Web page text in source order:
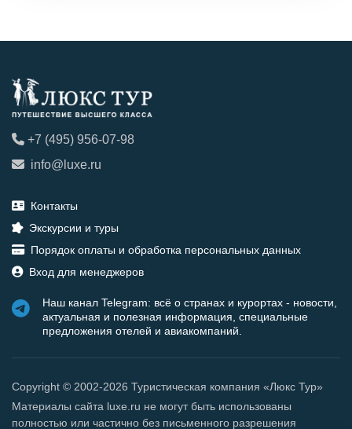
+7 (495) 956-07-98
info@luxe.ru
Контакты
Экскурсии и туры
Порядок оплаты и обработка персональных данных
Вход для менеджеров
Наш канал Telegram: всё о странах и курортах - новости,
актуальная и полезная информация, специальные
предложения отелей и авиакомпаний.
Copyright © 2002-2026 Туристическая компания «Люкс Тур»
Материалы сайта luxe.ru не могут быть использованы
полностью или частично без письменного разрешения